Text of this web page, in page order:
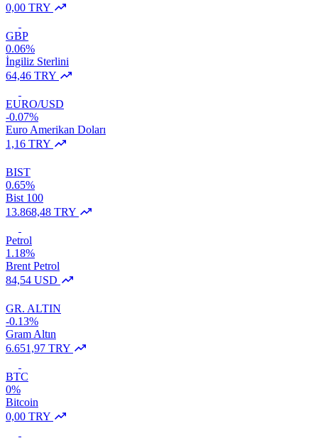
0,00 TRY
GBP
0.06%
İngiliz Sterlini
64,46 TRY
EURO/USD
-0.07%
Euro Amerikan Doları
1,16 TRY
BIST
0.65%
Bist 100
13.868,48 TRY
Petrol
1.18%
Brent Petrol
84,54 USD
GR. ALTIN
-0.13%
Gram Altın
6.651,97 TRY
BTC
0%
Bitcoin
0,00 TRY